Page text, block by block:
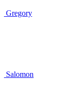
Gregory
Salomon